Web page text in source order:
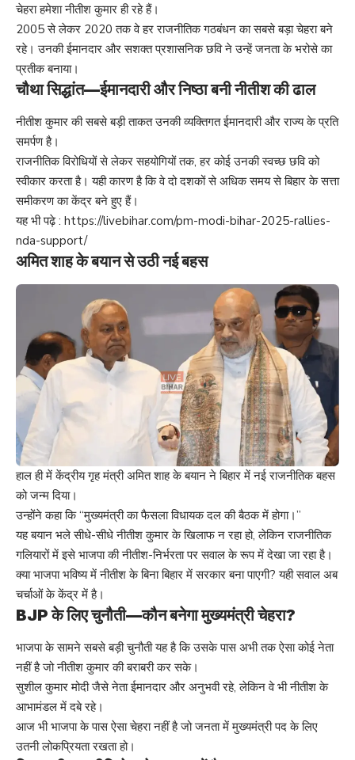
चेहरा हमेशा नीतीश कुमार ही रहे हैं।
2005 से लेकर 2020 तक वे हर राजनीतिक गठबंधन का सबसे बड़ा चेहरा बने
रहे। उनकी ईमानदार और सशक्त प्रशासनिक छवि ने उन्हें जनता के भरोसे का
प्रतीक बनाया।
चौथा सिद्धांत—ईमानदारी और निष्ठा बनी नीतीश की ढाल
नीतीश कुमार की सबसे बड़ी ताकत उनकी व्यक्तिगत ईमानदारी और राज्य के प्रति
समर्पण है।
राजनीतिक विरोधियों से लेकर सहयोगियों तक, हर कोई उनकी स्वच्छ छवि को
स्वीकार करता है। यही कारण है कि वे दो दशकों से अधिक समय से बिहार के सत्ता
समीकरण का केंद्र बने हुए हैं।
यह भी पढ़े : https://livebihar.com/pm-modi-bihar-2025-rallies-
nda-support/
अमित शाह के बयान से उठी नई बहस
हाल ही में केंद्रीय गृह मंत्री अमित शाह के बयान ने बिहार में नई राजनीतिक बहस
को जन्म दिया।
उन्होंने कहा कि “मुख्यमंत्री का फैसला विधायक दल की बैठक में होगा।”
यह बयान भले सीधे-सीधे नीतीश कुमार के खिलाफ न रहा हो, लेकिन राजनीतिक
गलियारों में इसे भाजपा की नीतीश-निर्भरता पर सवाल के रूप में देखा जा रहा है।
क्या भाजपा भविष्य में नीतीश के बिना बिहार में सरकार बना पाएगी? यही सवाल अब
चर्चाओं के केंद्र में है।
BJP के लिए चुनौती—कौन बनेगा मुख्यमंत्री चेहरा?
भाजपा के सामने सबसे बड़ी चुनौती यह है कि उसके पास अभी तक ऐसा कोई नेता
नहीं है जो नीतीश कुमार की बराबरी कर सके।
सुशील कुमार मोदी जैसे नेता ईमानदार और अनुभवी रहे, लेकिन वे भी नीतीश के
आभामंडल में दबे रहे।
आज भी भाजपा के पास ऐसा चेहरा नहीं है जो जनता में मुख्यमंत्री पद के लिए
उतनी लोकप्रियता रखता हो।